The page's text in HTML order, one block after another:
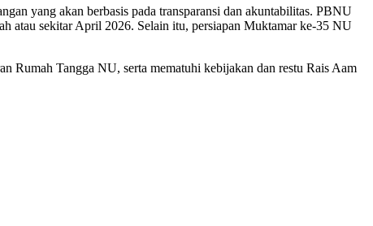
yang akan berbasis pada transparansi dan akuntabilitas. PBNU
atau sekitar April 2026. Selain itu, persiapan Muktamar ke-35 NU
Rumah Tangga NU, serta mematuhi kebijakan dan restu Rais Aam